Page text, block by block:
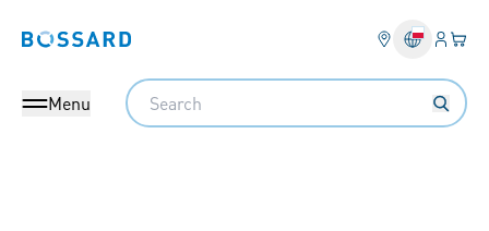
Bossard homepage Login
Menu
Search